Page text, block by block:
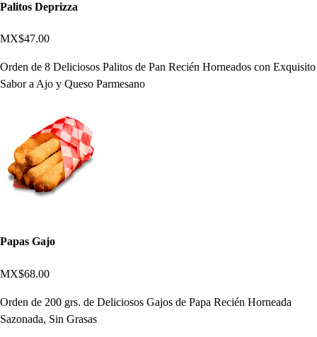
Palitos Deprizza
MX$47.00
Orden de 8 Deliciosos Palitos de Pan Recién Horneados con Exquisito
Sabor a Ajo y Queso Parmesano
Papas Gajo
MX$68.00
Orden de 200 grs. de Deliciosos Gajos de Papa Recién Horneada
Sazonada, Sin Grasas